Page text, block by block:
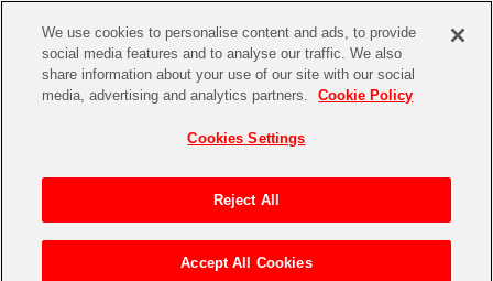
CHANNEL STORE EVENT
アイドルマスターシリーズ
アイドルマスター
イベントグッズ
トイ・ホビー
アイドルマスター シリーズ>アイドルマスター シンデレラガール
We use cookies to personalise content and ads, to provide
social media features and to analyse our traffic. We also
share information about your use of our site with our social
media, advertising and analytics partners.
Cookie Policy
Cookies Settings
Reject All
Accept All Cookies